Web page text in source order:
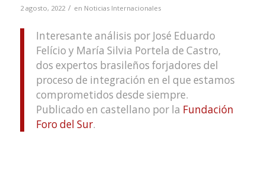
2 agosto, 2022 / en Noticias Internacionales
Interesante análisis por José Eduardo
Felício y María Silvia Portela de Castro,
dos expertos brasileños forjadores del
proceso de integración en el que estamos
comprometidos desde siempre.
Publicado en castellano por la Fundación
Foro del Sur.